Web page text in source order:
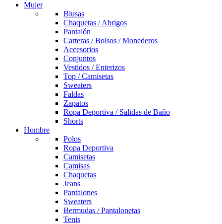
Mujer
Blusas
Chaquetas / Abrigos
Pantalón
Carteras / Bolsos / Monederos
Accesorios
Conjuntos
Vestidos / Enterizos
Top / Camisetas
Sweaters
Faldas
Zapatos
Ropa Deportiva / Salidas de Baño
Shorts
Hombre
Polos
Ropa Deportiva
Camisetas
Camisas
Chaquetas
Jeans
Pantalones
Sweaters
Bermudas / Pantalonetas
Tenis